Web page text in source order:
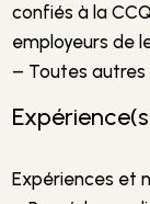
confiés à la
employeurs de
– Toutes autres
Expériences et